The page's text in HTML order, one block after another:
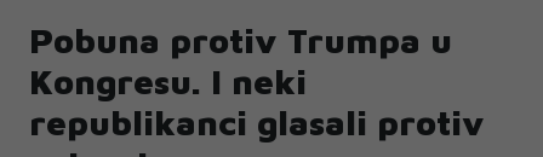
Pobuna protiv Trumpa u
Kongresu. I neki
republikanci glasali protiv